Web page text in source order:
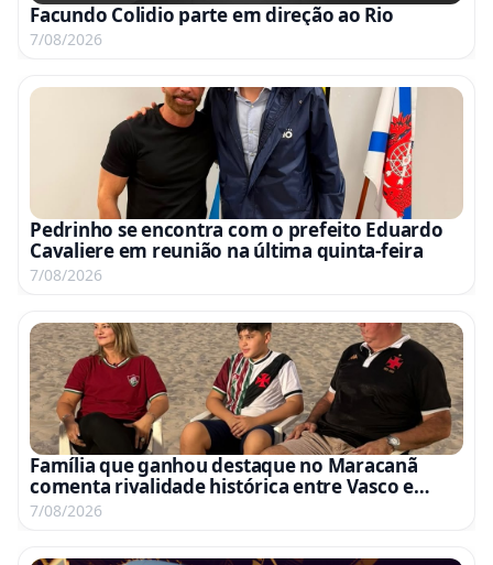
Facundo Colidio parte em direção ao Rio
7/08/2026
Pedrinho se encontra com o prefeito Eduardo
Cavaliere em reunião na última quinta-feira
7/08/2026
Família que ganhou destaque no Maracanã
comenta rivalidade histórica entre Vasco e
Fluminense
7/08/2026